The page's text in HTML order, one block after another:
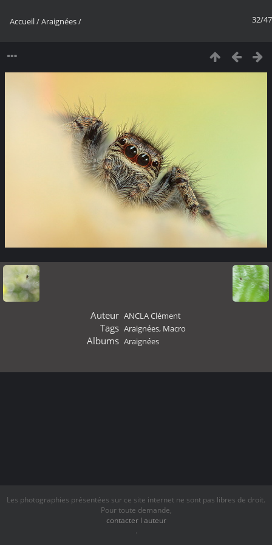
32/47
Accueil/Araignées/
Auteur ANCLA Clément
Tags Araignées, Macro
Albums Araignées
Les photographies présentées sur ce site internet ne sont pas libres de droit.
Pour toute demande,
contacter l auteur
.